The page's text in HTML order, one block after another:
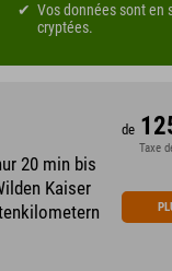
Vos données sont en
cryptées.
20 min bis
Kaiser
de
Taxe